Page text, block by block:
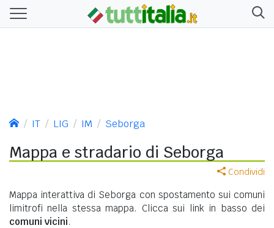
IT LIG IM Seborga
Mappa e stradario di Seborga
Condividi
Mappa interattiva di Seborga con spostamento sui comuni
limitrofi nella stessa mappa. Clicca sui link in basso dei
comuni vicini.